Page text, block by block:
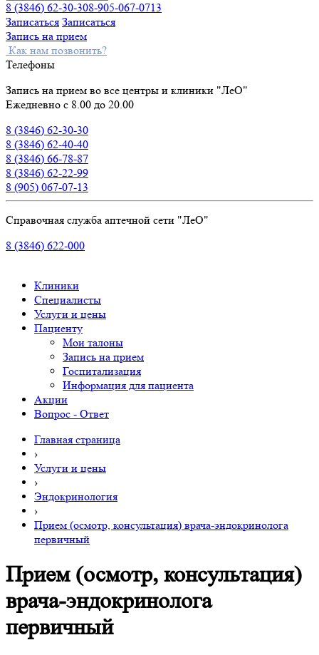
8 (3846) 62-30-308-905-067-0713
Записаться Записаться
Запись на прием
Как нам позвонить?
Телефоны
Запись на прием во все центры и клиники "ЛеО"
Ежедневно с 8.00 до 20.00
8 (3846) 62-30-30
8 (3846) 62-40-40
8 (3846) 66-78-87
8 (3846) 62-22-99
8 (905) 067-07-13
Справочная служба аптечной сети "ЛеО"
8 (3846) 622-000
Клиники
Специалисты
Услуги и цены
Пациенту
Мои талоны
Запись на прием
Госпитализация
Информация для пациента
Акции
Вопрос - Ответ
Главная страница
›
Услуги и цены
›
Эндокринология
›
Прием (осмотр, консультация) врача-эндокринолога
первичный
Прием (осмотр, консультация)
врача-эндокринолога
первичный